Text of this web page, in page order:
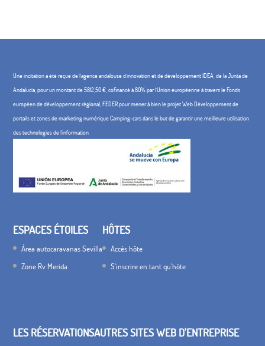
Une incitation a été reçue de l'agence andalouse d'innovation et de développement IDEA, de la Junta de
Andalucía, pour un montant de 5812,50 €, cofinancé à 80% par l'Union européenne à travers le Fonds
européen de développement régional, FEDER pour mener à bien le projet Web Développement de
portails et zones de marketing numérique Camping-cars dans le but de garantir une meilleure utilisation
des technologies de l'information
ESPACES ÉTOILES
Área autocaravanas Sevilla
Zone Rv Merida
HÔTES
Accès hôte
S'inscrire en tant qu'hôte
LES RÉSERVATIONSAUTRES SITES WEB D'ENTREPRISE